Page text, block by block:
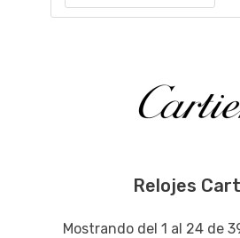
Relojes
Mostrando del 1 al 24 de